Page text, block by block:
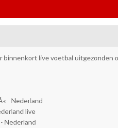
binnenkort live voetbal
- Nederland
live
Nederland